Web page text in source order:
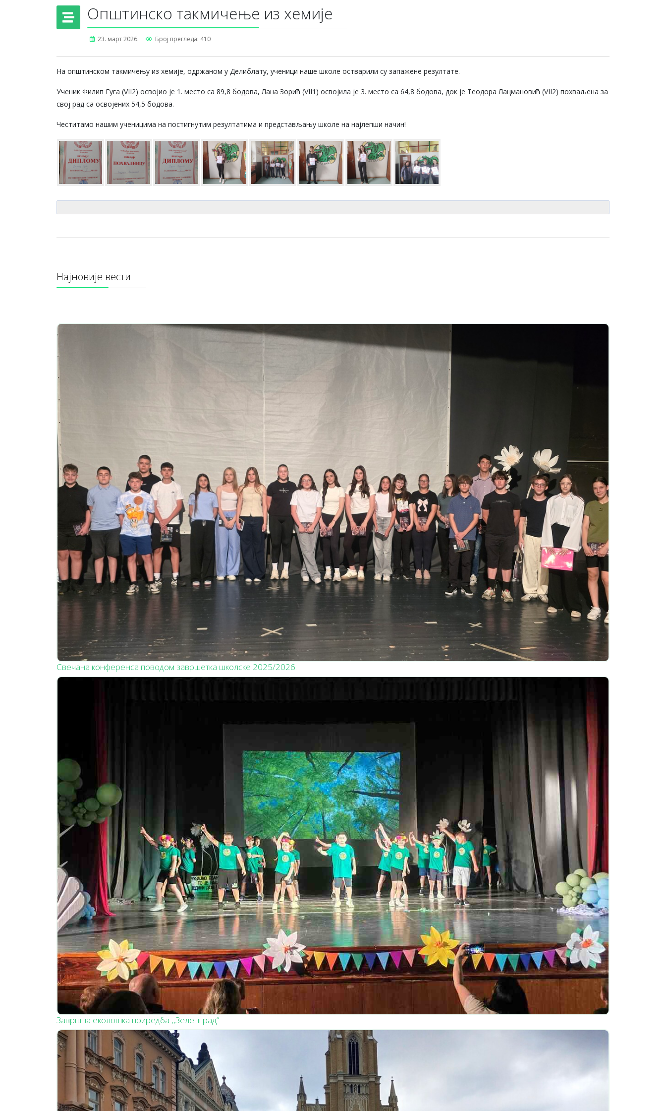
Општинско такмичење из хемије
23. март 2026. Број прегледа: 410
На општинском такмичењу из хемије, одржаном у Делиблату, ученици наше школе остварили су запажене резултате.
Ученик Филип Гуга (VII2) освојио је 1. место са 89,8 бодова, Лана Зорић (VII1) освојила је 3. место са 64,8 бодова, док је Теодора Лацмановић (VII2) похваљена за
свој рад са освојених 54,5 бодова.
Честитамо нашим ученицима на постигнутим резултатима и представљању школе на најлепши начин!
Најновије вести
Свечана конференса поводом завршетка школске 2025/2026.
Завршна еколошка приредба ,,Зеленград“